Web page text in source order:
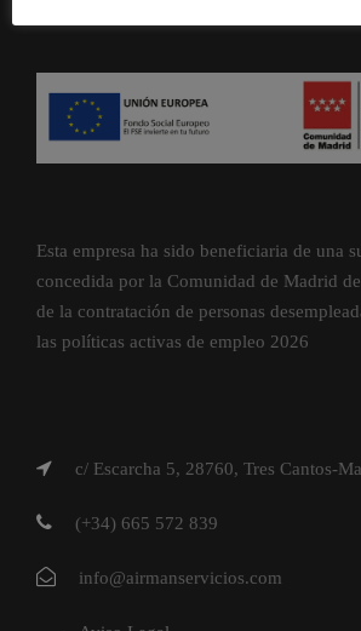
Esta empresa ha sido beneficiaria de una
concedida por la Comunidad de Madrid
de la contratación de personas
las políticas activas de empleo 2026
c/ Escarcha 5, 28760, Tres Cantos-
(+34) 665 572 839
info@airmanservicios.com